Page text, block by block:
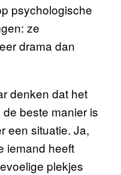
psychologische
ze
drama dan
denken dat het
beste manier is
een situatie. Ja,
iemand heeft
plekjes